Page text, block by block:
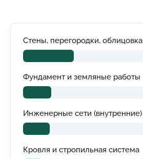
Стены, перегородки, облицовка
Фундамент и земляные работы
Инженерные сети (внутренние)
Кровля и стропильная система